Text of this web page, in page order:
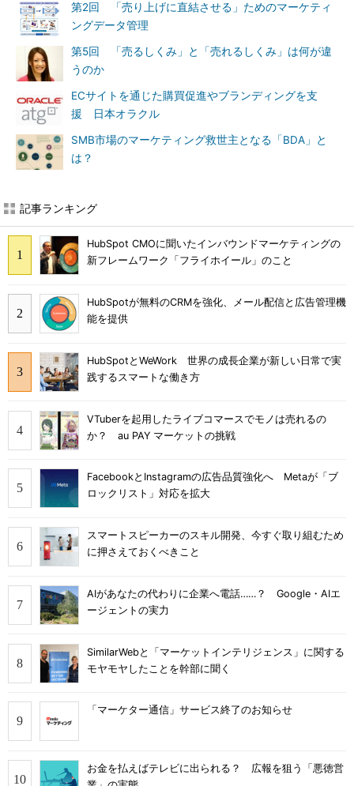
第2回 「売り上げに直結させる」ためのマーケティ
ングデータ管理
第5回 「売るしくみ」と「売れるしくみ」は何が違
うのか
ECサイトを通じた購買促進やブランディングを支
援 日本オラクル
SMB市場のマーケティング救世主となる「BDA」と
は？
記事ランキング
HubSpot CMOに聞いたインバウンドマーケティングの
新フレームワーク「フライホイール」のこと
HubSpotが無料のCRMを強化、メール配信と広告管理機
能を提供
HubSpotとWeWork 世界の成長企業が新しい日常で実
践するスマートな働き方
VTuberを起用したライブコマースでモノは売れるの
か？ au PAY マーケットの挑戦
FacebookとInstagramの広告品質強化へ Metaが「ブ
ロックリスト」対応を拡大
スマートスピーカーのスキル開発、今すぐ取り組むため
に押さえておくべきこと
AIがあなたの代わりに企業へ電話……？ Google・AIエ
ージェントの実力
SimilarWebと「マーケットインテリジェンス」に関する
モヤモヤしたことを幹部に聞く
「マーケター通信」サービス終了のお知らせ
お金を払えばテレビに出られる？ 広報を狙う「悪徳営